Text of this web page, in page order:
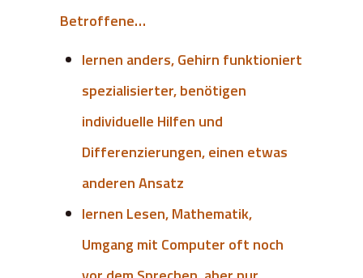
Betroffene…
lernen anders, Gehirn funktioniert
spezialisierter, benötigen
individuelle Hilfen und
Differenzierungen, einen etwas
anderen Ansatz
lernen Lesen, Mathematik,
Umgang mit Computer oft noch